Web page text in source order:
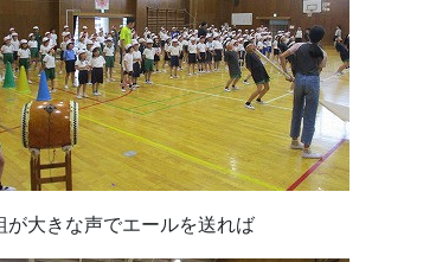
が大きな声でエールを送れば